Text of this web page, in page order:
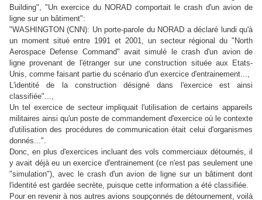
Building", "Un exercice du NORAD comportait le crash d'un avion de
ligne sur un bâtiment":
"WASHINGTON (CNN): Un porte-parole du NORAD a déclaré lundi qu'à
un moment situé entre 1991 et 2001, un secteur régional du "North
Aerospace Defense Command" avait simulé le crash d'un avion de
ligne provenant de l'étranger sur une construction située aux Etats-
Unis, comme faisant partie du scénario d'un exercice d'entrainement...,
L'identité de la construction désigné dans l'exercice est ainsi
classifiée"...,
Un tel exercice de secteur impliquait l'utilisation de certains appareils
militaires ainsi qu'un poste de commandement d'exercice où le contexte
d'utilisation des procédures de communication était celui d'organismes
donnés...".
Donc, en plus d'exercices incluant des vols commerciaux détournés, il
y avait déjà eu un exercice d'entrainement (ce n'est pas seulement une
"simulation"), avec le crash d'un avion de ligne sur un bâtiment dont
l'identité est gardée secrète, puisque cette information a été classifiée.
Pour en revenir à nos autres avions soupçonnés de détournement, voilà